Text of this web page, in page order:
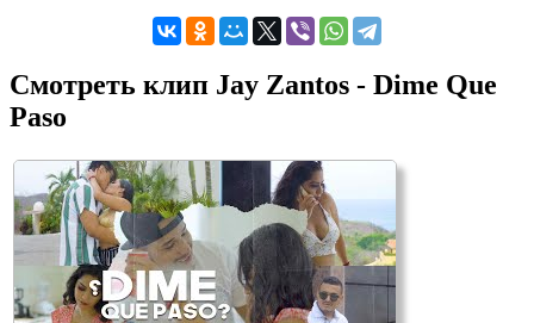
Смотреть клип Jay Zantos - Dime Que
Paso